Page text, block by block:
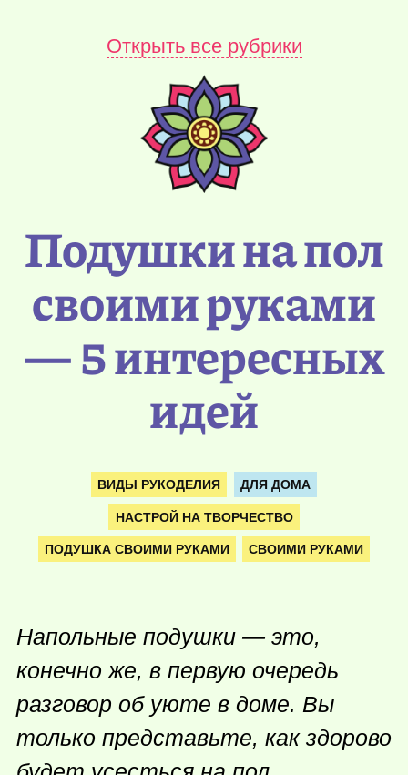
Открыть все рубрики
Подушки на пол
своими руками
— 5 интересных
идей
ВИДЫ РУКОДЕЛИЯ ДЛЯ ДОМА
НАСТРОЙ НА ТВОРЧЕСТВО
ПОДУШКА СВОИМИ РУКАМИ СВОИМИ РУКАМИ
Напольные подушки — это,
конечно же, в первую очередь
разговор об уюте в доме. Вы
только представьте, как здорово